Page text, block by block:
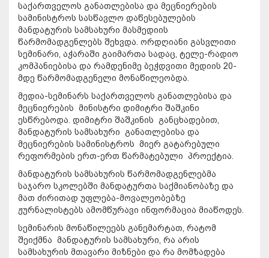
საქართველოს განათლებისა და მეცნიერების
სამინისტროს სასწავლო დაწესებულების
მანდატურის სამსახური მასმედიის
წარმომადგენლებს შეხვდა. ორდღიანი გასვლითი
სემინარი, აჭარაში გაიმართა სადაც, ტელე-რადიო
კომპანიებისა და რამდენიმე ბეჭდვითი მედიის 20-
მდე წარმომადგენელი მონაწილეობდა.
მედია-სემინარს საქართველოს განათლებისა და
მეცნიერების მინისტრი დიმიტრი შაშკინი
ესწრებოდა. დიმიტრი შაშკინის განცხადებით,
მანდატურის სამსახური განათლებისა და
მეცნიერების სამინისტროს მიერ გატარებული
რეფორმების ერთ-ერთ წარმატებული პროექტია.
მანდატურის სამსახურის წარმომადგენლებმა
საჯარო სკოლებში მანდატურთა საქმიანობაზე და
მათ ძირითად უფლება-მოვალეობებზე
ჟურნალისტებს ამომწურავი ინფორმაცია მიაწოდეს.
სემინარის მონაწილეებს განემარტათ, რატომ
შეიქმნა მანდატურის სამსახური, რა არის
სამსახურის მთავარი მიზნები და რა მომზადება